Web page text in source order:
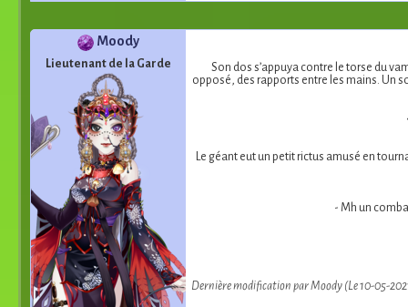
Moody
Lieutenant de la Garde
Son dos s’appuya contre le torse du
opposé, des rapports entre les mains. Un
Le géant eut un petit rictus amusé en
- Mh un
Dernière modification par Moody (Le 10-05-